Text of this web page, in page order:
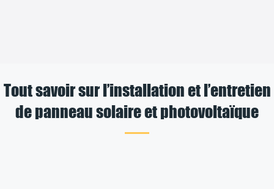
Tout savoir sur l’installation et l’entretien
de panneau solaire et photovoltaïque